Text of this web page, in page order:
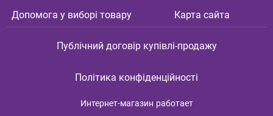
Допомога у виборі товару
Карта сайта
Публічний договір купівлі-продажу
Політика конфіденційності
Интернет-магазин работает